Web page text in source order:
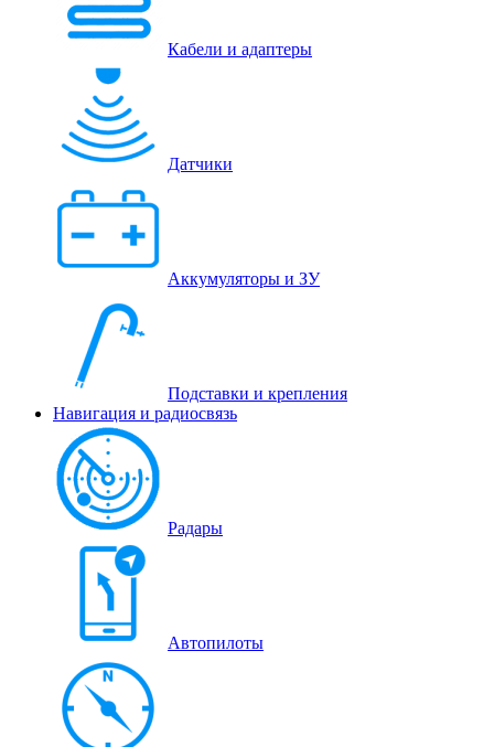
Кабели и адаптеры
Датчики
Аккумуляторы и ЗУ
Подставки и крепления
Навигация и радиосвязь
Радары
Автопилоты